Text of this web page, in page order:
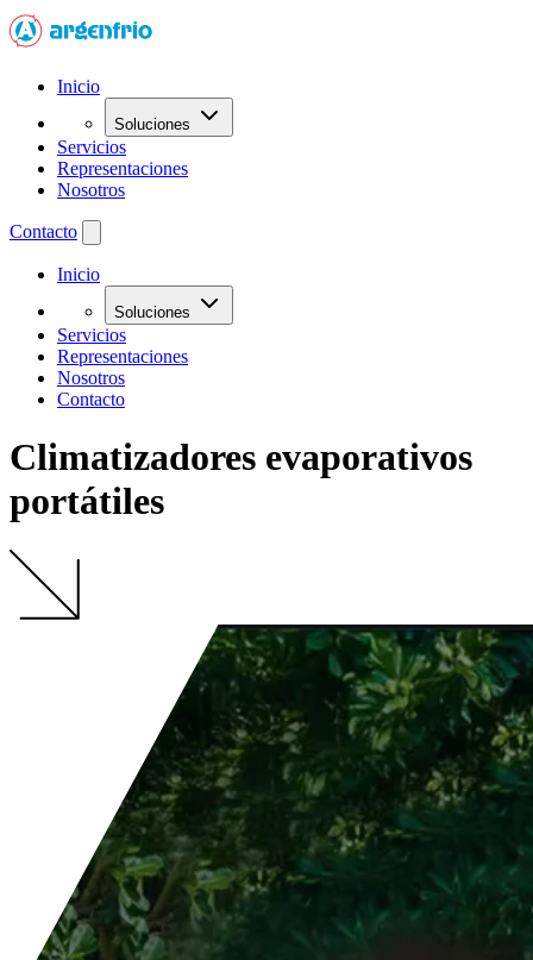
Inicio
Soluciones
Servicios
Representaciones
Nosotros
Contacto
Inicio
Soluciones
Servicios
Representaciones
Nosotros
Contacto
Climatizadores evaporativos
portátiles